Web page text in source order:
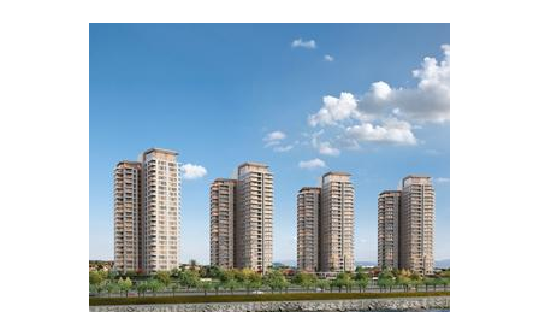
Esat BİNDESEN
Başkan Sekmen’den Erzurum’a
bir vizyon proje daha!
02 Ağustos 2026 Pazar